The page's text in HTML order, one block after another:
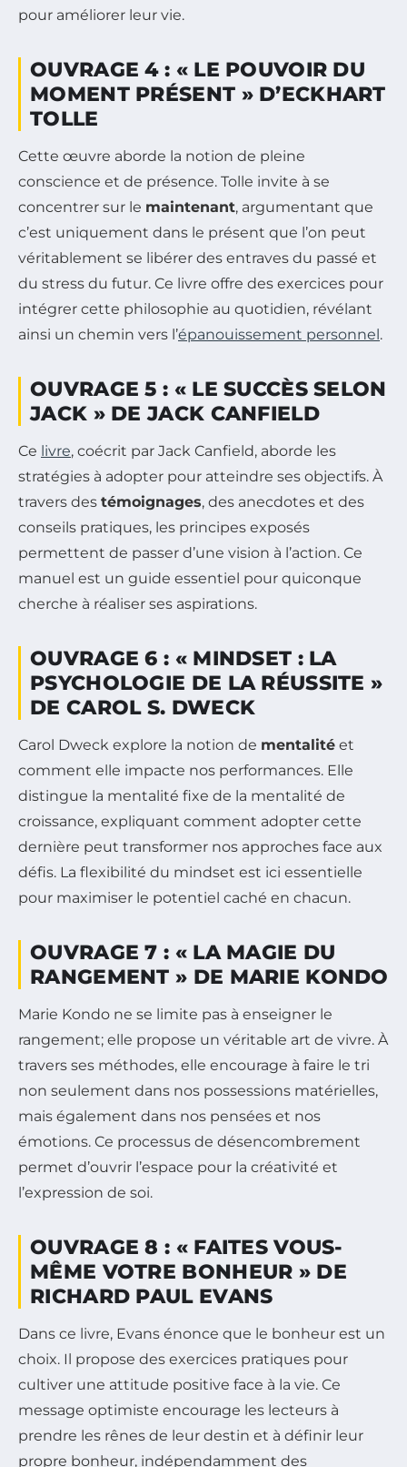
pour améliorer leur vie.
OUVRAGE 4 : « LE POUVOIR DU
MOMENT PRÉSENT » D’ECKHART
TOLLE
Cette œuvre aborde la notion de pleine
conscience et de présence. Tolle invite à se
concentrer sur le maintenant, argumentant que
c’est uniquement dans le présent que l’on peut
véritablement se libérer des entraves du passé et
du stress du futur. Ce livre offre des exercices pour
intégrer cette philosophie au quotidien, révélant
ainsi un chemin vers l’épanouissement personnel .
OUVRAGE 5 : « LE SUCCÈS SELON
JACK » DE JACK CANFIELD
Ce livre, coécrit par Jack Canfield, aborde les
stratégies à adopter pour atteindre ses objectifs. À
travers des témoignages, des anecdotes et des
conseils pratiques, les principes exposés
permettent de passer d’une vision à l’action. Ce
manuel est un guide essentiel pour quiconque
cherche à réaliser ses aspirations.
OUVRAGE 6 : « MINDSET : LA
PSYCHOLOGIE DE LA RÉUSSITE »
DE CAROL S. DWECK
Carol Dweck explore la notion de mentalité et
comment elle impacte nos performances. Elle
distingue la mentalité fixe de la mentalité de
croissance, expliquant comment adopter cette
dernière peut transformer nos approches face aux
défis. La flexibilité du mindset est ici essentielle
pour maximiser le potentiel caché en chacun.
OUVRAGE 7 : « LA MAGIE DU
RANGEMENT » DE MARIE KONDO
Marie Kondo ne se limite pas à enseigner le
rangement; elle propose un véritable art de vivre. À
travers ses méthodes, elle encourage à faire le tri
non seulement dans nos possessions matérielles,
mais également dans nos pensées et nos
émotions. Ce processus de désencombrement
permet d’ouvrir l’espace pour la créativité et
l’expression de soi.
OUVRAGE 8 : « FAITES VOUS-
MÊME VOTRE BONHEUR » DE
RICHARD PAUL EVANS
Dans ce livre, Evans énonce que le bonheur est un
choix. Il propose des exercices pratiques pour
cultiver une attitude positive face à la vie. Ce
message optimiste encourage les lecteurs à
prendre les rênes de leur destin et à définir leur
propre bonheur, indépendamment des